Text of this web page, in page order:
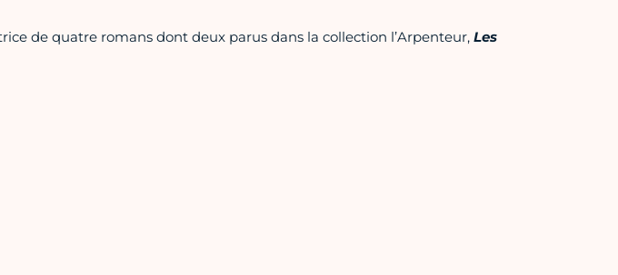
de quatre romans dont deux parus dans la collection l’Arpenteur, Les